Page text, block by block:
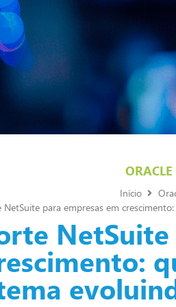
Início
NetSuite para empresas em